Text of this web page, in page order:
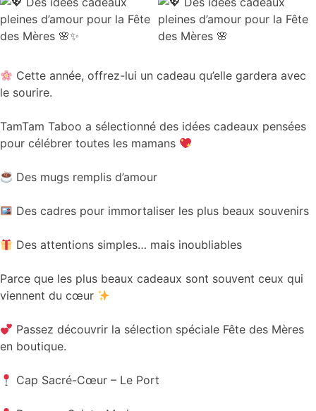
Cette année, offrez-lui un cadeau qu’elle gardera avec
le sourire.
TamTam Taboo a sélectionné des idées cadeaux pensées
pour célébrer toutes les mamans
Des mugs remplis d’amour
Des cadres pour immortaliser les plus beaux souvenirs
Des attentions simples… mais inoubliables
Parce que les plus beaux cadeaux sont souvent ceux qui
viennent du cœur
Passez découvrir la sélection spéciale Fête des Mères
en boutique.
Cap Sacré-Cœur – Le Port